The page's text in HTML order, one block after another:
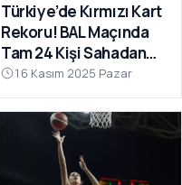
Türkiye’de Kırmızı Kart
Rekoru! BAL Maçında
Tam 24 Kişi Sahadan
Atıldı
16 Kasım 2025 Pazar